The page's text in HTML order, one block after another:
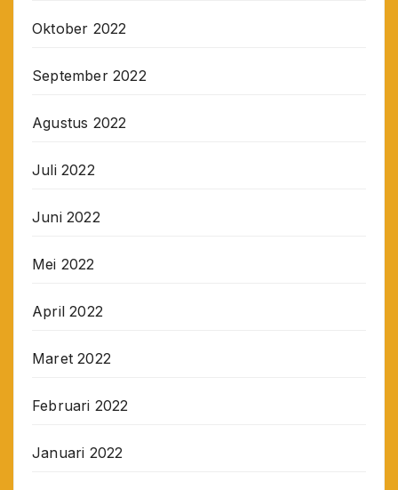
Oktober 2022
September 2022
Agustus 2022
Juli 2022
Juni 2022
Mei 2022
April 2022
Maret 2022
Februari 2022
Januari 2022